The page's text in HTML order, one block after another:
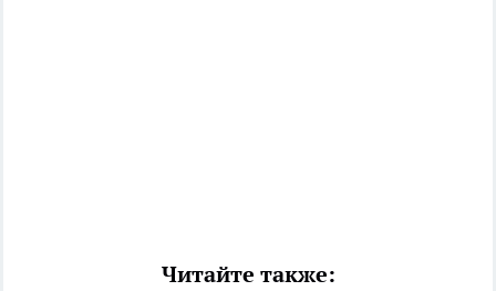
Читайте также: